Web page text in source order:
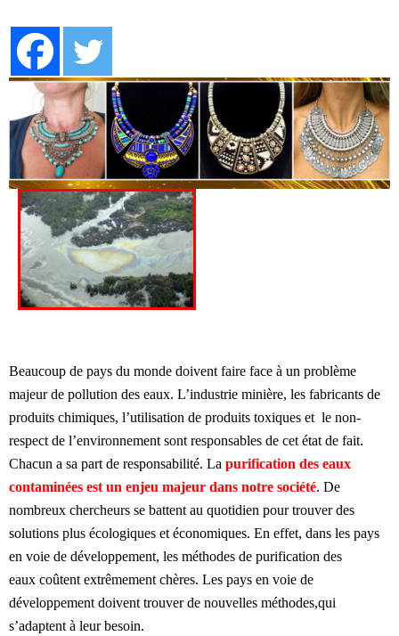
Beaucoup de pays du monde doivent faire face à un problème
majeur de pollution des eaux. L’industrie minière, les fabricants de
produits chimiques, l’utilisation de produits toxiques et le non-
respect de l’environnement sont responsables de cet état de fait.
Chacun a sa part de responsabilité. La purification des eaux
contaminées est un enjeu majeur dans notre société. De
nombreux chercheurs se battent au quotidien pour trouver des
solutions plus écologiques et économiques. En effet, dans les pays
en voie de développement, les méthodes de purification des
eaux coûtent extrêmement chères. Les pays en voie de
développement doivent trouver de nouvelles méthodes,qui
s’adaptent à leur besoin.